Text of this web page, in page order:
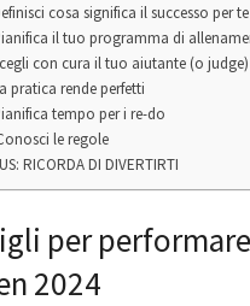
cosa significa il successo per te
il tuo programma di
con cura il tuo aiutante (o judge)
rende perfetti
tempo per i re-do
le regole
RICORDA DI DIVERTIRTI
per
2024